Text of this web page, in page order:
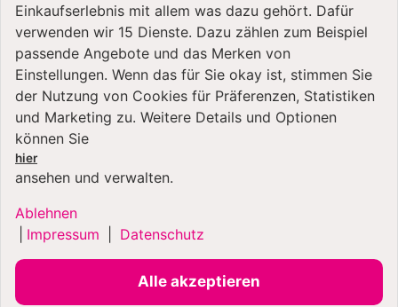
Otto Waalkes Original
Farblithografie "Viel zu
lernen du noch hast"
Otto und Star Wars Yoda
- handsigniert und
limitiert - ca. 53 x 66 cm
1.290,00 €*
Otto Waalkes Original
Siebdruck "Bunte
Wäsche" 2018 limitiert
handsigniert 68 x 44 cm
1.390,00 €*
Einkaufserlebnis mit allem was dazu gehört. Dafür
verwenden wir 15 Dienste. Dazu zählen zum Beispiel
passende Angebote und das Merken von
Einstellungen. Wenn das für Sie okay ist, stimmen Sie
der Nutzung von Cookies für Präferenzen, Statistiken
und Marketing zu. Weitere Details und Optionen
können Sie
hier
ansehen und verwalten.
Ablehnen
Impressum Datenschutz
Alle akzeptieren